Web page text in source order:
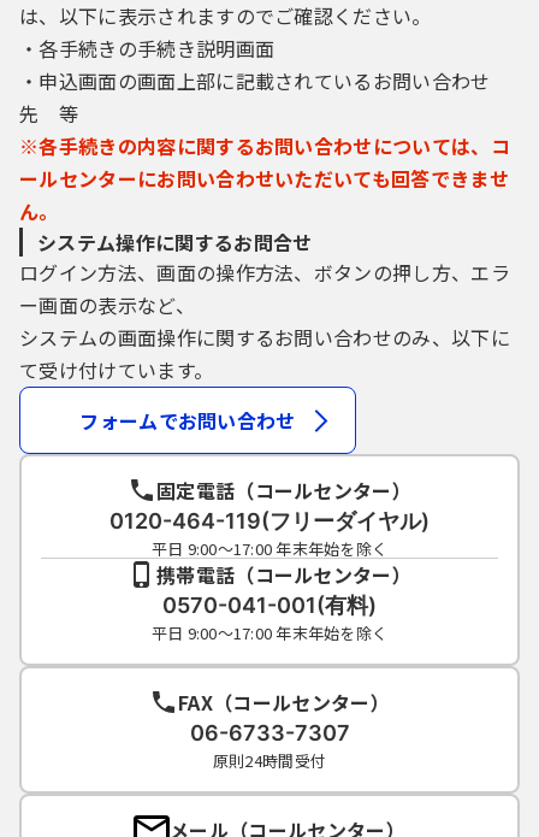
は、以下に表示されますのでご確認ください。
・各手続きの手続き説明画面
・申込画面の画面上部に記載されているお問い合わせ
先 等
※各手続きの内容に関するお問い合わせについては、コ
ールセンターにお問い合わせいただいても回答できませ
ん。
システム操作に関するお問合せ
ログイン方法、画面の操作方法、ボタンの押し方、エラ
ー画面の表示など、
システムの画面操作に関するお問い合わせのみ、以下に
て受け付けています。
フォームでお問い合わせ
固定電話（コールセンター）
0120-464-119(フリーダイヤル)
平日 9:00～17:00 年末年始を除く
携帯電話（コールセンター）
0570-041-001(有料)
平日 9:00～17:00 年末年始を除く
FAX（コールセンター）
06-6733-7307
原則24時間受付
メール（コールセンター）